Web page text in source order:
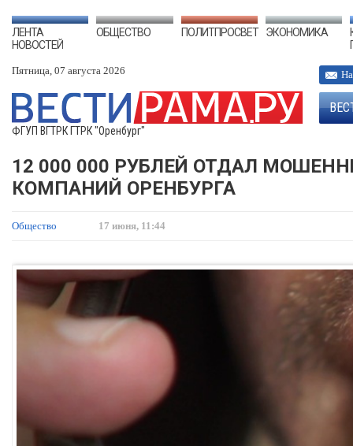
ЛЕНТА
НОВОСТЕЙ
ОБЩЕСТВО ПОЛИТПРОСВЕТ ЭКОНОМИКА
Пятница, 07 августа 2026
ФГУП ВГТРК ГТРК "Оренбург"
12 000 000 РУБЛЕЙ ОТДАЛ
КОМПАНИЙ ОРЕНБУРГА
Общество 17 июня, 11:44